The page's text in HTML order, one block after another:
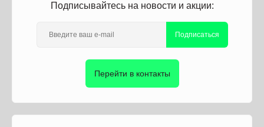
Подписывайтесь на новости и акции:
Подписаться
Перейти в контакты